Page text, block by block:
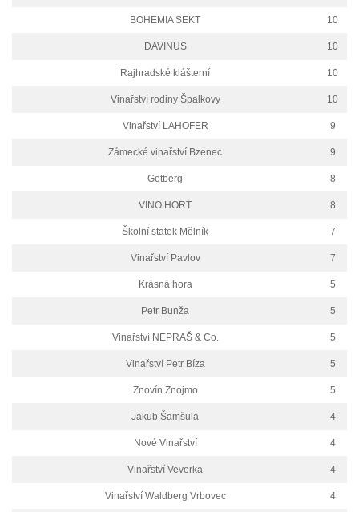
BOHEMIA SEKT 10
DAVINUS 10
Rajhradské klášterní 10
Vinařství rodiny Špalkovy 10
Vinařství LAHOFER 9
Zámecké vinařství Bzenec 9
Gotberg 8
VINO HORT 8
Školní statek Mělník 7
Vinařství Pavlov 7
Krásná hora 5
Petr Bunža 5
Vinařství NEPRAŠ & Co. 5
Vinařství Petr Bíza 5
Znovín Znojmo 5
Jakub Šamšula 4
Nové Vinařství 4
Vinařství Veverka 4
Vinařství Waldberg Vrbovec 4